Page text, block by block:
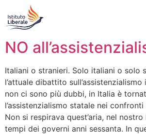
NO
Italiani o stranieri. Solo italiani o solo
l’attuale dibattito sull’assistenzialismo
non ci sono più dubbi, in Italia è
l’assistenzialismo statale nei
Non si respirava quest’aria, nel nostro
tempi dei governi anni sessanta. In